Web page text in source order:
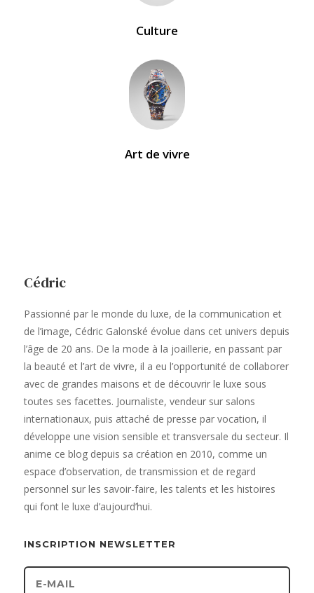
Culture
Art de vivre
Cédric
Passionné par le monde du luxe, de la communication et
de l’image, Cédric Galonské évolue dans cet univers depuis
l’âge de 20 ans. De la mode à la joaillerie, en passant par
la beauté et l’art de vivre, il a eu l’opportunité de collaborer
avec de grandes maisons et de découvrir le luxe sous
toutes ses facettes. Journaliste, vendeur sur salons
internationaux, puis attaché de presse par vocation, il
développe une vision sensible et transversale du secteur. Il
anime ce blog depuis sa création en 2010, comme un
espace d’observation, de transmission et de regard
personnel sur les savoir-faire, les talents et les histoires
qui font le luxe d’aujourd’hui.
INSCRIPTION NEWSLETTER